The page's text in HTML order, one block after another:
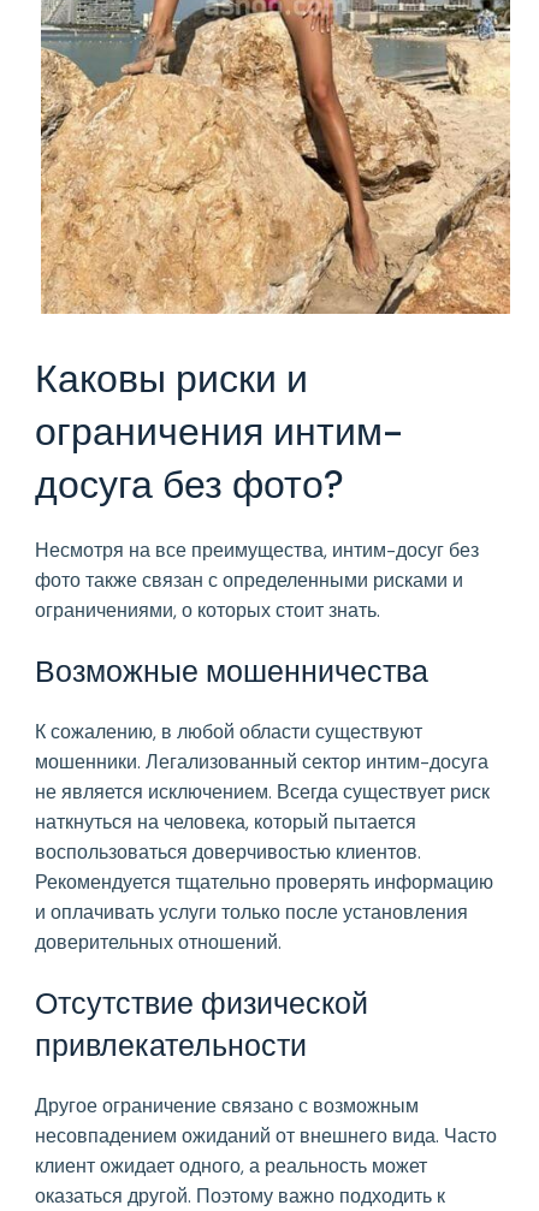
Каковы риски и
ограничения интим-
досуга без фото?
Несмотря на все преимущества, интим-досуг без
фото также связан с определенными рисками и
ограничениями, о которых стоит знать.
Возможные мошенничества
К сожалению, в любой области существуют
мошенники. Легализованный сектор интим-досуга
не является исключением. Всегда существует риск
наткнуться на человека, который пытается
воспользоваться доверчивостью клиентов.
Рекомендуется тщательно проверять информацию
и оплачивать услуги только после установления
доверительных отношений.
Отсутствие физической
привлекательности
Другое ограничение связано с возможным
несовпадением ожиданий от внешнего вида. Часто
клиент ожидает одного, а реальность может
оказаться другой. Поэтому важно подходить к